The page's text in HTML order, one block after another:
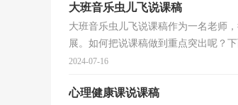
大班音乐虫儿飞说课稿
大班音乐虫儿飞说课稿作为一名老师
展。如何把说课稿做到重点突出呢？
2024-07-16
心理健康课说课稿